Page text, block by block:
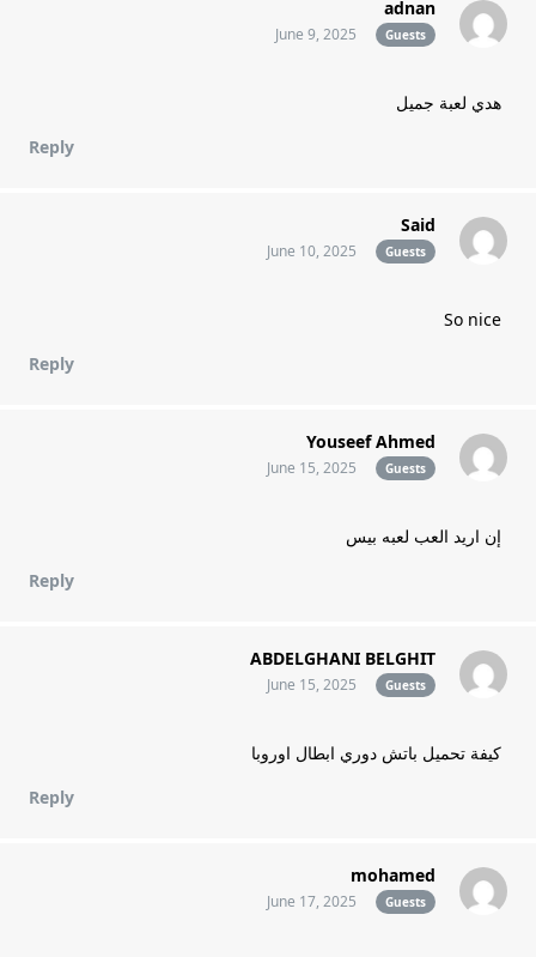
adnan
Guests
June 9, 2025
هدي لعبة جميل
Reply
Said
Guests
June 10, 2025
So nice
Reply
Youseef Ahmed
Guests
June 15, 2025
إن اريد العب لعبه بيس
Reply
ABDELGHANI BELGHIT
Guests
June 15, 2025
كيفة تحميل باتش دوري ابطال اوروبا
Reply
mohamed
Guests
June 17, 2025